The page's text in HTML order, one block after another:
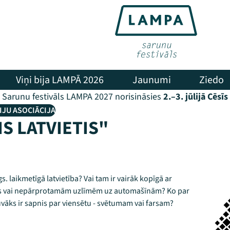
Viņi bija LAMPĀ 2026 Jaunumi Ziedo
Sarunu festivāls LAMPA 2027 norisināsies 2.–3. jūlijā Cēsīs
ASOCIĀCIJA
LATVIETIS"
laikmetīgā latvietība? Vai tam ir vairāk kopīgā ar
nepārprotamām uzlīmēm uz automašīnām? Ko par
ir sapnis par viensētu - svētumam vai farsam?